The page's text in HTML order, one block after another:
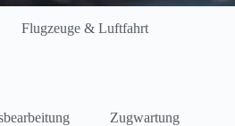
Flugzeuge & Luftfahrt
Zugwartung